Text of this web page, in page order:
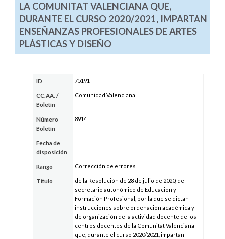
LA COMUNITAT VALENCIANA QUE,
DURANTE EL CURSO 2020/2021, IMPARTAN
ENSEÑANZAS PROFESIONALES DE ARTES
PLÁSTICAS Y DISEÑO
ID 75191
CC.AA. /
Boletín
Comunidad Valenciana
Número
Boletín
8914
Fecha de
disposición
Rango Corrección de errores
Título
de la Resolución de 28 de julio de 2020, del
secretario autonómico de Educación y
Formación Profesional, por la que se dictan
instrucciones sobre ordenación académica y
de organización de la actividad docente de los
centros docentes de la Comunitat Valenciana
que, durante el curso 2020/2021, impartan